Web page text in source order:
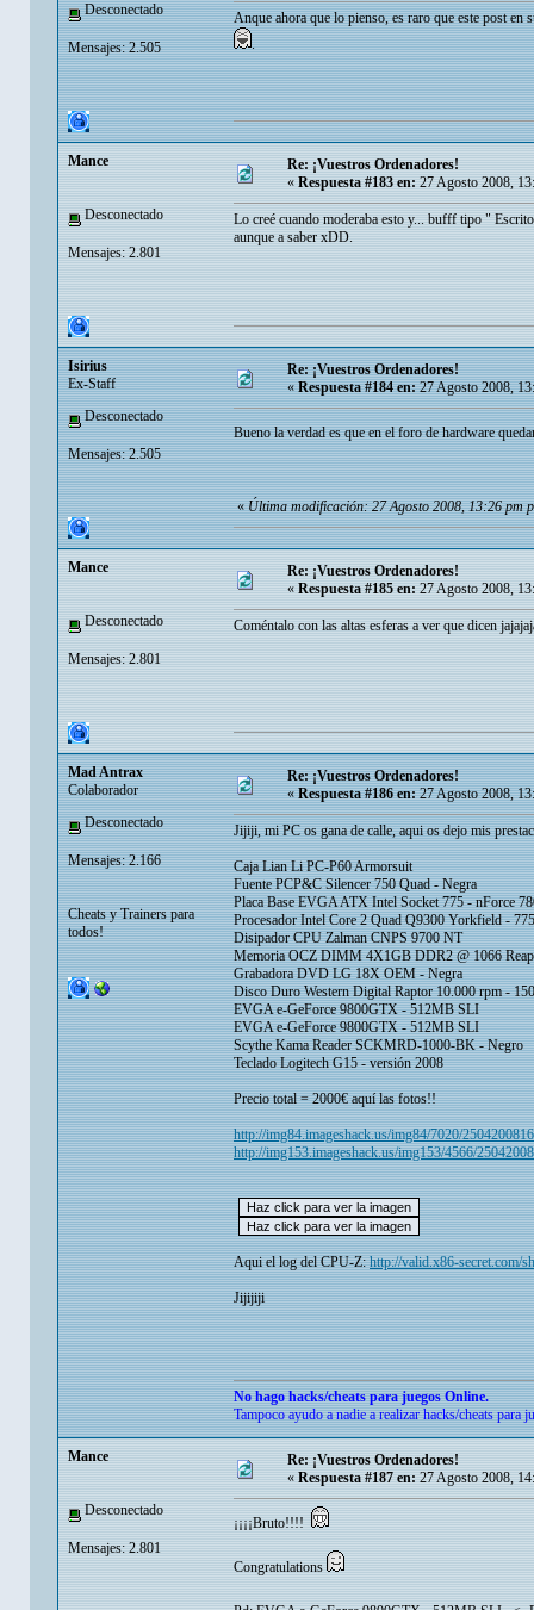
Desconectado
Mensajes: 2.505
Anque ahora que lo pienso, es raro que este post
.
Mance
Desconectado
Mensajes: 2.801
Re: ¡Vuestros Ordenadores!
« Respuesta #183 en: 27 Agosto 2008,
Lo creé cuando moderaba esto y... bufff tipo "
aunque a saber xDD.
Isirius
Ex-Staff
Desconectado
Mensajes: 2.505
Re: ¡Vuestros Ordenadores!
«Respuesta #184 en:27 Agosto 2008,
Bueno la verdad es que en el foro de hardware
«Última modificación: 27 Agosto 2008, 13:26 pm
Mance
Desconectado
Mensajes: 2.801
Re: ¡Vuestros Ordenadores!
« Respuesta #185 en: 27 Agosto 2008,
Coméntalo con las altas esferas a ver que dicen
Mad Antrax
Colaborador
Desconectado
Mensajes: 2.166
Cheats y Trainers para
todos!
Re: ¡Vuestros Ordenadores!
«Respuesta #186 en:27 Agosto 2008,
Jijiji, mi PC os gana de calle, aqui os dejo mis
Caja Lian Li PC-P60 Armorsuit
Fuente PCP&C Silencer 750 Quad - Negra
Placa Base EVGA ATX Intel Socket 775 - nForce
Procesador Intel Core 2 Quad Q9300 Yorkfield -
Disipador CPU Zalman CNPS 9700 NT
Memoria OCZ DIMM 4X1GB DDR2 @ 1066
Grabadora DVD LG 18X OEM - Negra
Disco Duro Western Digital Raptor 10.000 rpm -
EVGA e-GeForce 9800GTX - 512MB SLI
EVGA e-GeForce 9800GTX - 512MB SLI
Scythe Kama Reader SCKMRD-1000-BK - Negro
Teclado Logitech G15 - versión 2008
Precio total = 2000€ aquí las fotos!!
http://img84.imageshack.us/img84/7020/
http://img153.imageshack.us/img153/4566/
Aqui el log del CPU-Z:http://valid.x86-secret.com/
Jijijiji
No hago hacks/cheats para juegos Online.
Tampoco ayudo a nadie a realizar hacks/cheats para
Mance
Desconectado
Mensajes: 2.801
Re: ¡Vuestros Ordenadores!
« Respuesta #187 en: 27 Agosto 2008,
¡¡¡¡Bruto!!!!
Congratulations